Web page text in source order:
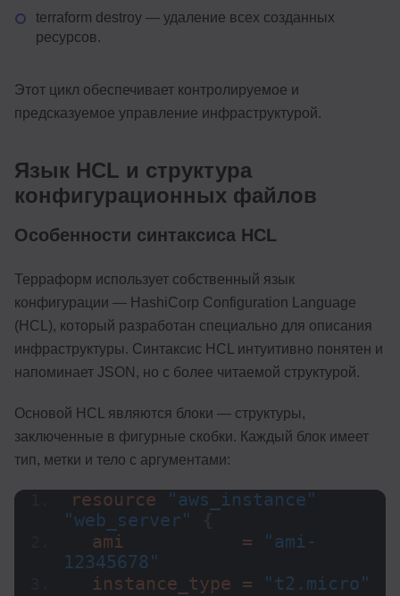
terraform destroy — удаление всех созданных
ресурсов.
Этот цикл обеспечивает контролируемое и
предсказуемое управление инфраструктурой.
Язык HCL и структура
конфигурационных файлов
Особенности синтаксиса HCL
Терраформ использует собственный язык
конфигурации — HashiCorp Configuration Language
(HCL), который разработан специально для описания
инфраструктуры. Синтаксис HCL интуитивно понятен и
напоминает JSON, но с более читаемой структурой.
Основой HCL являются блоки — структуры,
заключенные в фигурные скобки. Каждый блок имеет
тип, метки и тело с аргументами:
resource
"aws_instance"
"web_server"
  ami           =
"ami-
12345678"
  instance_type =
"t2.micro"